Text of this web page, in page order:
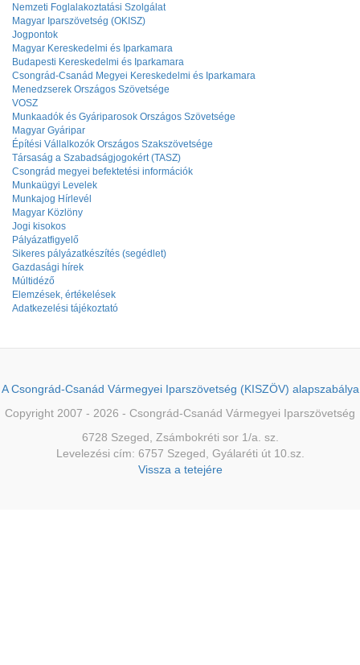
Nemzeti Foglalakoztatási Szolgálat
Magyar Iparszövetség (OKISZ)
Jogpontok
Magyar Kereskedelmi és Iparkamara
Budapesti Kereskedelmi és Iparkamara
Csongrád-Csanád Megyei Kereskedelmi és Iparkamara
Menedzserek Országos Szövetsége
VOSZ
Munkaadók és Gyáriparosok Országos Szövetsége
Magyar Gyáripar
Építési Vállalkozók Országos Szakszövetsége
Társaság a Szabadságjogokért (TASZ)
Csongrád megyei befektetési információk
Munkaügyi Levelek
Munkajog Hírlevél
Magyar Közlöny
Jogi kisokos
Pályázatfigyelő
Sikeres pályázatkészítés (segédlet)
Gazdasági hírek
Múltidéző
Elemzések, értékelések
Adatkezelési tájékoztató
A Csongrád-Csanád Vármegyei Iparszövetség (KISZÖV) alapszabálya
Copyright 2007 - 2026 - Csongrád-Csanád Vármegyei Iparszövetség
6728 Szeged, Zsámbokréti sor 1/a. sz.
Levelezési cím: 6757 Szeged, Gyálaréti út 10.sz.
Vissza a tetejére